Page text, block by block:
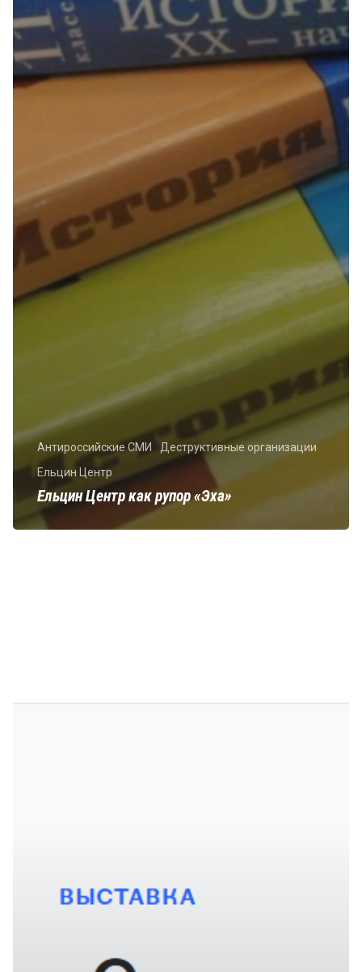
Антироссийские СМИ
Деструктивные организации
Ельцин Центр
Ельцин Центр как рупор «Эха»